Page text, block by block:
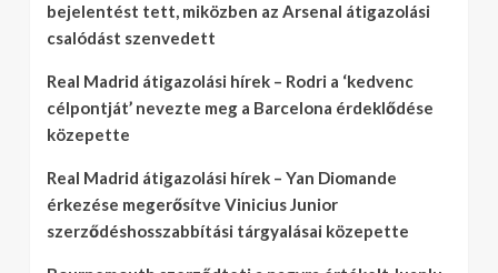
bejelentést tett, miközben az Arsenal átigazolási
csalódást szenvedett
Real Madrid átigazolási hírek – Rodri a ‘kedvenc
célpontját’ nevezte meg a Barcelona érdeklődése
közepette
Real Madrid átigazolási hírek – Yan Diomande
érkezése megerősítve Vinicius Junior
szerződéshosszabbítási tárgyalásai közepette